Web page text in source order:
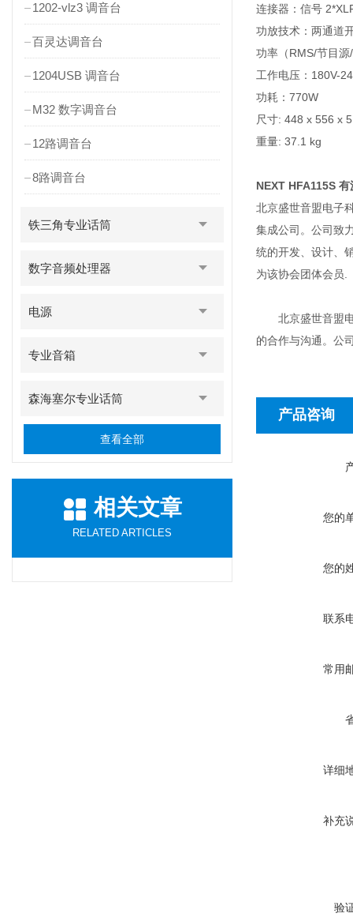
1202-vlz3 调音台
百灵达调音台
1204USB 调音台
M32 数字调音台
12路调音台
8路调音台
铁三角专业话筒
数字音频处理器
电源
专业音箱
森海塞尔专业话筒
查看全部
相关文章
RELATED ARTICLES
连接器：信号
功放技术：两通道
功率（RMS/节目
工作电压：180V-
功耗：770W
尺寸: 448 x 556 x
重量: 37.1 kg
NEXT HFA115S
北京盛世音盟电子
集成公司。公司致
统的开发、设计、
为该协会团体会员.
北京盛世音盟电
的合作与沟通。公
产品咨询
您的
您的
联系
常用
详细
补充
验